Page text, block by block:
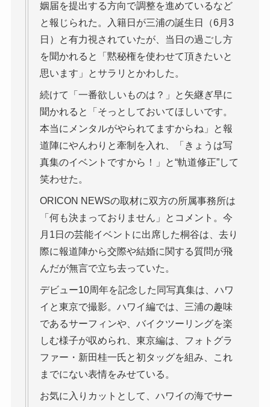
姻届を提出する方向で調整を進めているなど
と報じられた。入籍日が三浦の誕生日（6月3
日）と有力視されていたが、当日の過ごし方
を聞かれると「黙秘権を使わせて頂きたいと
思います」とサラリとかわした。
続けて「一番欲しいものは？」と矢継ぎ早に
聞かれると「そっとしておいてほしいです。
本当にメンタルがやられてますからね」と報
道陣にやんわりと牽制を入れ、「きょうは写
真集のイベントですから！」と“軌道修正”して
笑わせた。
ORICON NEWSの取材に双方の所属事務所は
「何も決まっておりません」とコメント。今
月1日の芸能イベントに出席した桐谷は、去り
際に報道陣から交際や結婚に関する質問が飛
んだが無言で立ち去っていた。
デビュー10周年を記念した同写真集は、ハワ
イと東京で撮影。ハワイ編では、三浦の趣味
であるサーフィンや、バイクツーリングを楽
しむ様子が収められ、東京編は、フォトグラ
ファー・新田桂一氏と初タッグを組み、これ
までにない表情をみせている。
お気に入りカットとして、ハワイの海でサー